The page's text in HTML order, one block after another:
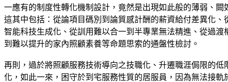
一應有的制度性轉化機制設計，竟然是出現如此般的薄弱、
這其中包括：從論項目碼別到論質感計酬的薪資給付差異化
智能科技生成化、從訓用難以合一到半專業無法精進、從過
到難以提升的家內照顧素養等命題思索的通盤性檢討。
再則，過於將照顧服務技術導向之技職化、升遷職涯侷限的
化，如此一來，困守於到宅服務性質的居服員，因為無法接